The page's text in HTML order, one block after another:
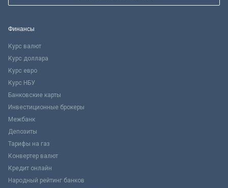
Финансы
Курс валют
Курс доллара
Курс евро
Курс НБУ
Банковские карты
Инвестиционные брокеры
Межбанк
Депозиты
Тарифы на газ
Конвертер валют
Кредит онлайн
Народный рейтинг банков